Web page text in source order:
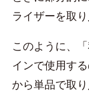
ライザーを取
このように、
インで使用す
から単品で取り